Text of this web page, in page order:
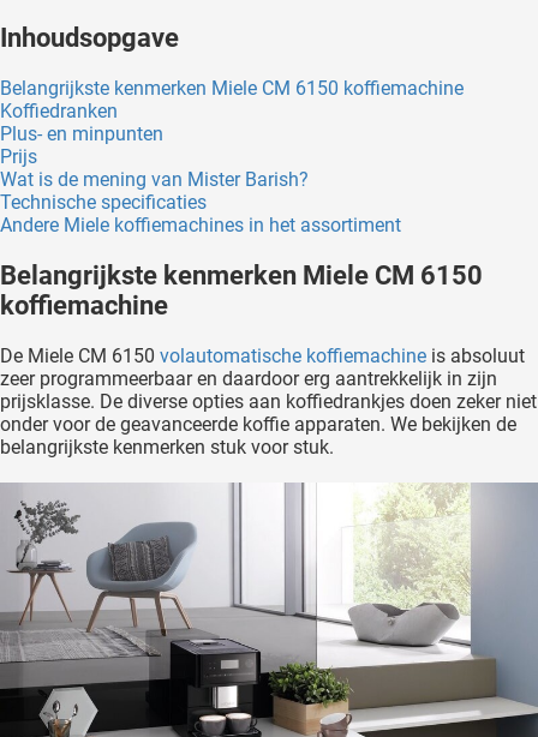
Inhoudsopgave
Belangrijkste kenmerken Miele CM 6150 koffiemachine
Koffiedranken
Plus- en minpunten
Prijs
Wat is de mening van Mister Barish?
Technische specificaties
Andere Miele koffiemachines in het assortiment
Belangrijkste kenmerken Miele CM 6150
koffiemachine
De Miele CM 6150 volautomatische koffiemachine is absoluut
zeer programmeerbaar en daardoor erg aantrekkelijk in zijn
prijsklasse. De diverse opties aan koffiedrankjes doen zeker niet
onder voor de geavanceerde koffie apparaten. We bekijken de
belangrijkste kenmerken stuk voor stuk.